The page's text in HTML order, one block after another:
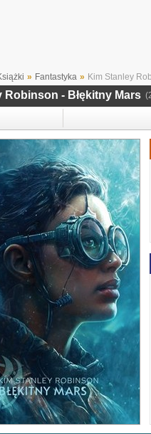
» Fantastyka » Kim Stanley
Robinson - Błękitny Mars